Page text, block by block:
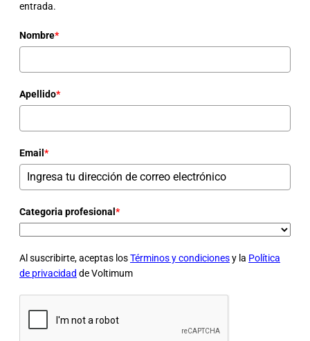
entrada.
Nombre*
Apellido*
Email *
Categoria profesional *
Al suscribirte, aceptas losTérminos y condicionesy la Política
de privacidad de Voltimum